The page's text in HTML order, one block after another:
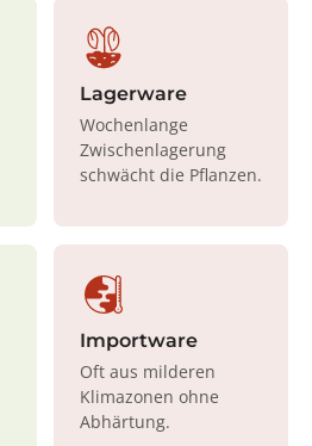
Lagerware
Wochenlange
Zwischenlagerung
schwächt die Pflanzen.
Importware
Oft aus milderen
Klimazonen ohne
Abhärtung.